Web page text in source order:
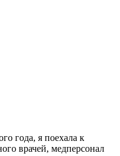
года, я поехала к
врачей, медперсонал